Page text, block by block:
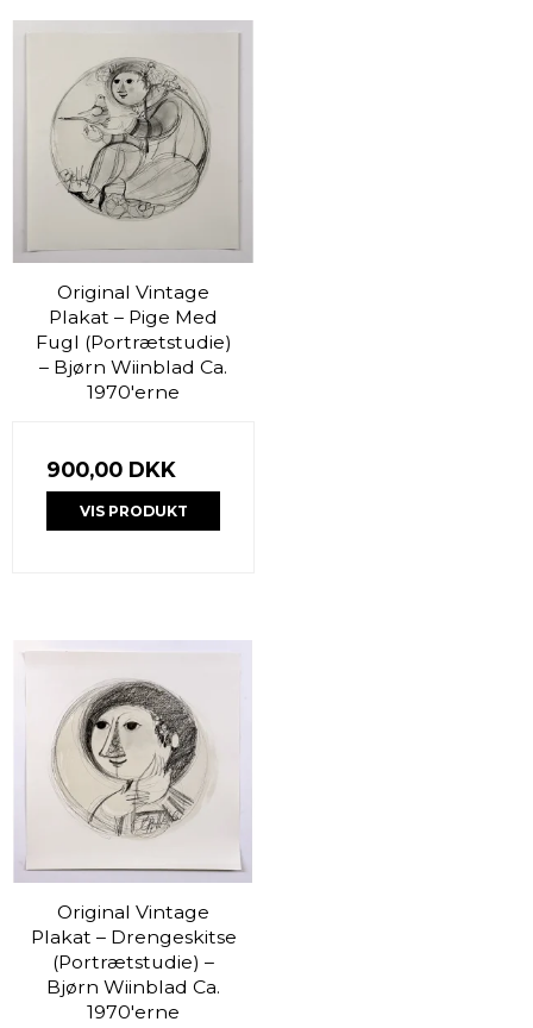
Original Vintage
Plakat – Pige Med
Fugl (Portrætstudie)
– Bjørn Wiinblad Ca.
1970'erne
900,00 DKK
VIS PRODUKT
Original Vintage
Plakat – Drengeskitse
(Portrætstudie) –
Bjørn Wiinblad Ca.
1970'erne